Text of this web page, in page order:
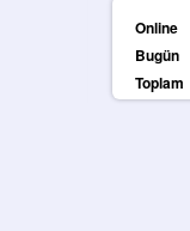
Online
Bugün
Toplam